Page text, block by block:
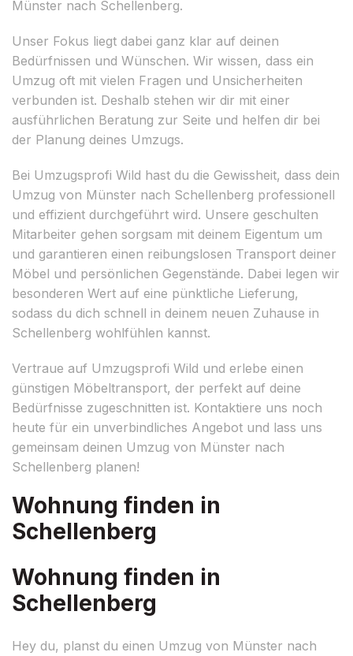
Münster nach Schellenberg.
Unser Fokus liegt dabei ganz klar auf deinen
Bedürfnissen und Wünschen. Wir wissen, dass ein
Umzug oft mit vielen Fragen und Unsicherheiten
verbunden ist. Deshalb stehen wir dir mit einer
ausführlichen Beratung zur Seite und helfen dir bei
der Planung deines Umzugs.
Bei Umzugsprofi Wild hast du die Gewissheit, dass dein
Umzug von Münster nach Schellenberg professionell
und effizient durchgeführt wird. Unsere geschulten
Mitarbeiter gehen sorgsam mit deinem Eigentum um
und garantieren einen reibungslosen Transport deiner
Möbel und persönlichen Gegenstände. Dabei legen wir
besonderen Wert auf eine pünktliche Lieferung,
sodass du dich schnell in deinem neuen Zuhause in
Schellenberg wohlfühlen kannst.
Vertraue auf Umzugsprofi Wild und erlebe einen
günstigen Möbeltransport, der perfekt auf deine
Bedürfnisse zugeschnitten ist. Kontaktiere uns noch
heute für ein unverbindliches Angebot und lass uns
gemeinsam deinen Umzug von Münster nach
Schellenberg planen!
Wohnung finden in
Schellenberg
Wohnung finden in
Schellenberg
Hey du, planst du einen Umzug von Münster nach